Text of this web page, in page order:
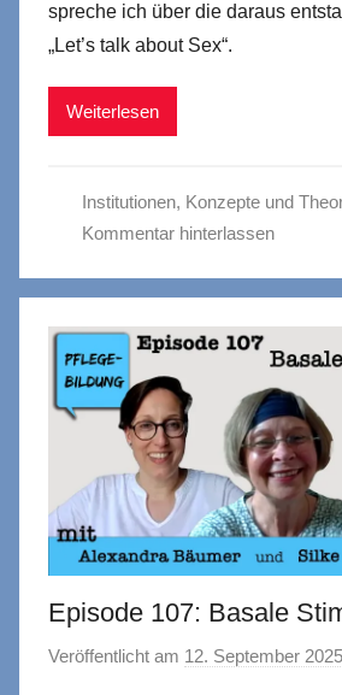
spreche ich über die daraus
„Let’s talk about Sex“.
Weiterlesen
Institutionen, Konzepte und
Kommentar hinterlassen
Episode 107: Basale
Veröffentlicht am 12. September 2025